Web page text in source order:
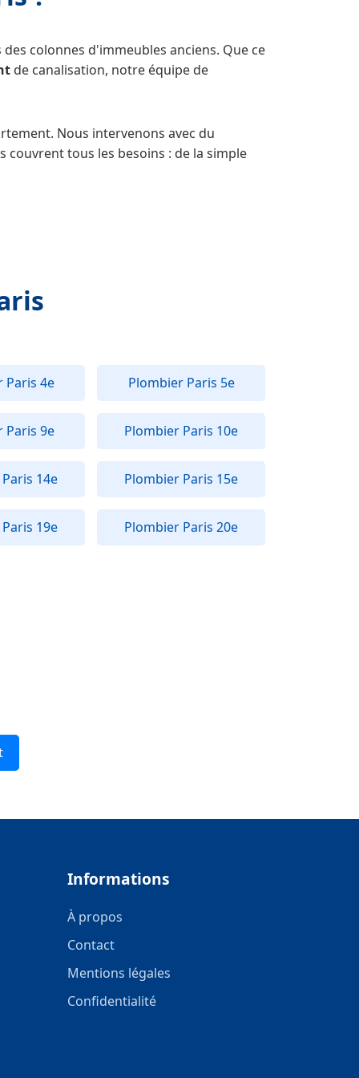
colonnes d'immeubles anciens. Que ce
de canalisation, notre équipe de
Nous intervenons avec du
tous les besoins : de la simple
Paris 4e Plombier Paris 5e
Paris 9e Plombier Paris 10e
14e Plombier Paris 15e
19e Plombier Paris 20e
Informations
À propos
Contact
Mentions légales
Confidentialité